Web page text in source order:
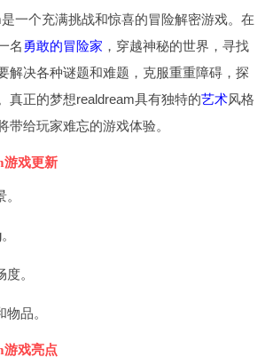
一个充满挑战和惊喜的冒险解密游戏。在
名 勇敢的冒险家 ，穿越神秘的世界，寻找
解决各种谜题和难题，克服重重障碍，探
真正的梦想realdream具有独特的艺术风格
带给玩家难忘的游戏体验。
游戏更新
。
品。
游戏亮点